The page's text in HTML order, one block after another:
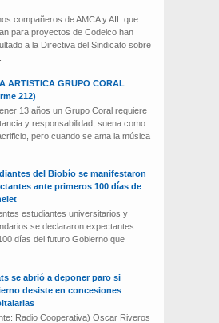
compañeros de AMCA y AIL que
para proyectos de Codelco han
a la Directiva del Sindicato sobre
ARTISTICA GRUPO CORAL
212)
13 años un Grupo Coral requiere
y responsabilidad, suena como
pero cuando se ama la música
del Biobío se manifestaron
ante primeros 100 días de
estudiantes universitarios y
se declararon expectantes
días del futuro Gobierno que
se abrió a deponer paro si
desiste en concesiones
Radio Cooperativa) Oscar Riveros